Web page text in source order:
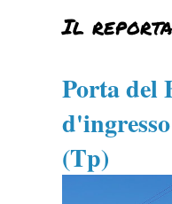
Il
Porta del
(Tp)